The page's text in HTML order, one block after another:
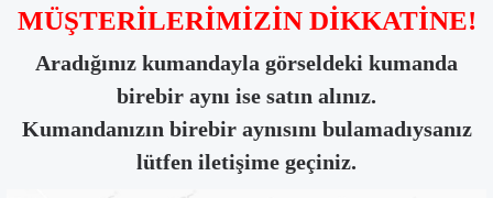
MÜŞTERİLERİMİZİN DİKKATİNE!
Aradığınız kumandayla görseldeki kumanda
birebir aynı ise satın alınız.
Kumandanızın birebir aynısını bulamadıysanız
lütfen iletişime geçiniz.